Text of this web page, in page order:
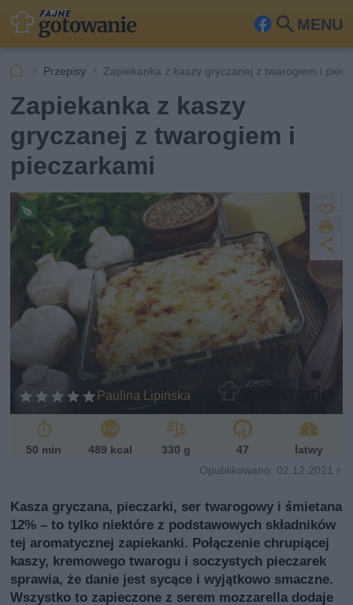
MENU
Fa
ook
Szu
Przepisy Zapiekanka z kaszy gryczanej z twarogiem i
Zapiekanka z kaszy
gryczanej z twarogiem i
pieczarkami
Paulina Lipińska
i
u
d
p
s
w
e
ia
ń
sk
50 min 489 kcal 330 g 47
łatwy
Opublikowano: 02.12.2021 r.
Kasza gryczana, pieczarki, ser twarogowy i śmietana
12% – to tylko niektóre z podstawowych składników
tej aromatycznej zapiekanki. Połączenie chrupiącej
kaszy, kremowego twarogu i soczystych pieczarek
sprawia, że danie jest sycące i wyjątkowo smaczne.
Wszystko to zapieczone z serem mozzarella dodaje